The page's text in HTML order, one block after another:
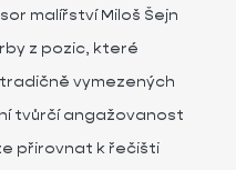
malířství Miloš Šejn
z pozic, které
vymezených
tvůrčí angažovanost
přirovnat k řečišti